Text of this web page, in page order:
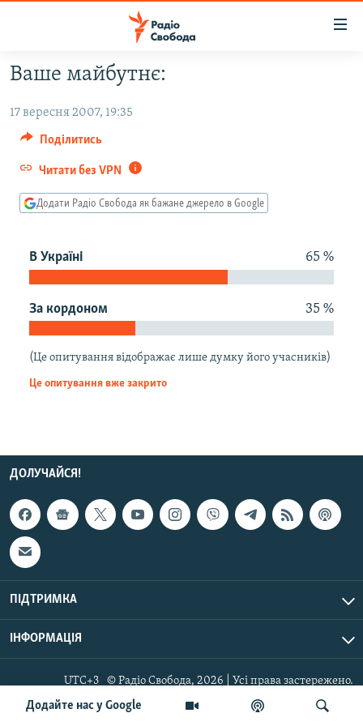
Перейти
до
основного
Перейти
навігації
пошуку
РАДІО СВОБОДА – 70 РОКІВ
ВСЕ ЗА ДОБУ
СТАТТІ
ПОЛІТИКА
ЕКОНОМІКА
КУЛЬТУРА
УКРАЇНА
СВІТ
ВІЙНА
РОСІЙСЬКА «ФІЛЬТРАЦІЯ»
КРИМ.РЕАЛІЇ
СХЕМИ
КИТАЙ.ВИКЛИКИ
МУЛЬТИМЕДІА
ПОДКАСТИ
КРИМ РЕАЛІЇ
РУС
УКР
ДОЛУЧАЙСЯ!
Додайте нас у Google
Ваше майбутнє:
17 вересня 2007, 19:35
Поділитись
Читати без VPN
Додати Радіо Свобода як бажане джерело в Google
В Україні 65 %
За кордоном 35 %
(Це опитування відображає лише думку його учасників)
Це опитування вже закрито
ДОЛУЧАЙСЯ!
ПІДТРИМКА
ІНФОРМАЦІЯ
© Радіо Свобода, 2026 | Усі права застережено.
UTC+3